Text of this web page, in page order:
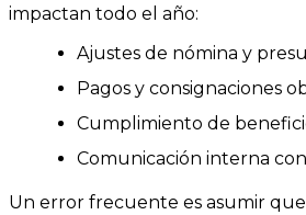
impactan todo el año:
Ajustes de nómina y
Pagos y consignaciones
Cumplimiento de
Comunicación interna
Un error frecuente es asumir